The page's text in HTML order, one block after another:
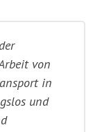
von
in
und